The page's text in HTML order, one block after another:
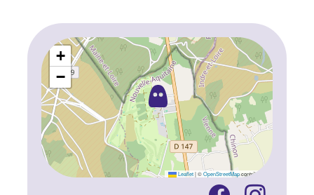
+
−
Leaflet |©OpenStreetMapcontributors